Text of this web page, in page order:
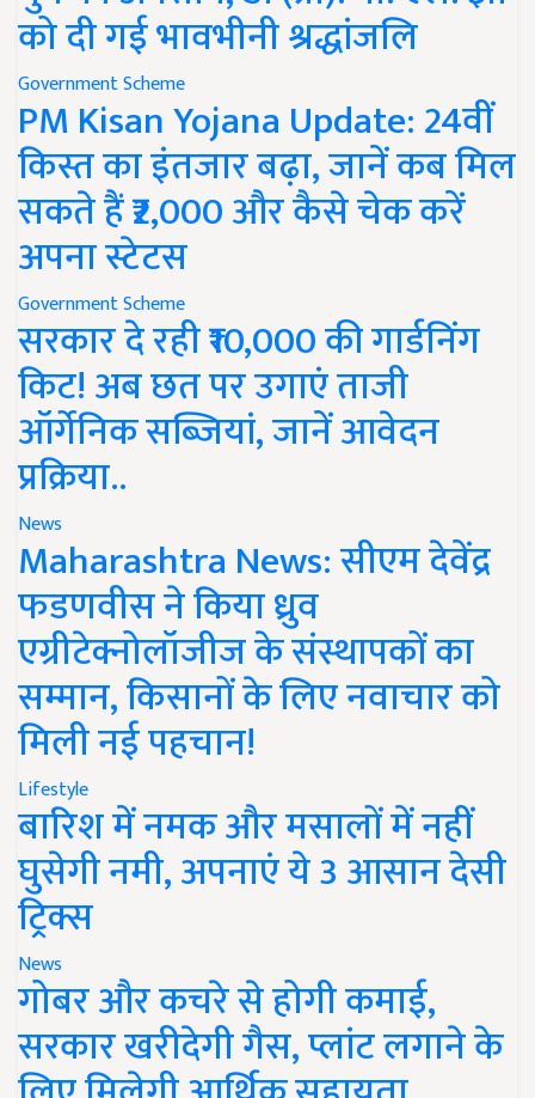
को दी गई भावभीनी श्रद्धांजलि
Government Scheme
PM Kisan Yojana Update: 24वीं
किस्त का इंतजार बढ़ा, जानें कब मिल
सकते हैं ₹2,000 और कैसे चेक करें
अपना स्टेटस
Government Scheme
सरकार दे रही ₹10,000 की गार्डनिंग
किट! अब छत पर उगाएं ताजी
ऑर्गेनिक सब्जियां, जानें आवेदन
प्रक्रिया..
News
Maharashtra News: सीएम देवेंद्र
फडणवीस ने किया ध्रुव
एग्रीटेक्नोलॉजीज के संस्थापकों का
सम्मान, किसानों के लिए नवाचार को
मिली नई पहचान!
Lifestyle
बारिश में नमक और मसालों में नहीं
घुसेगी नमी, अपनाएं ये 3 आसान देसी
ट्रिक्स
News
गोबर और कचरे से होगी कमाई,
सरकार खरीदेगी गैस, प्लांट लगाने के